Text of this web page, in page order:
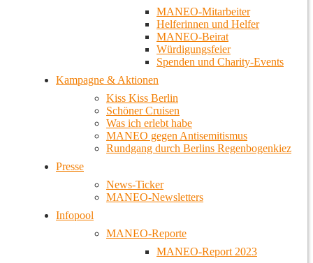
MANEO-Mitarbeiter
Helferinnen und Helfer
MANEO-Beirat
Würdigungsfeier
Spenden und Charity-Events
Kampagne & Aktionen
Kiss Kiss Berlin
Schöner Cruisen
Was ich erlebt habe
MANEO gegen Antisemitismus
Rundgang durch Berlins Regenbogenkiez
Presse
News-Ticker
MANEO-Newsletters
Infopool
MANEO-Reporte
MANEO-Report 2023